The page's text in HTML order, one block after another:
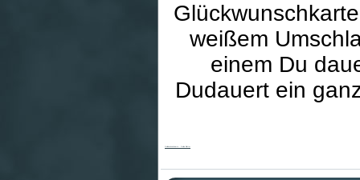
weißem
einem Du
Dudauert ein